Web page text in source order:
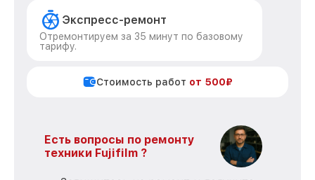
Экспресс-ремонт
Отремонтируем за 35 минут по базовому
тарифу.
Стоимость работ от 500₽
Есть вопросы по ремонту
техники Fujifilm ?